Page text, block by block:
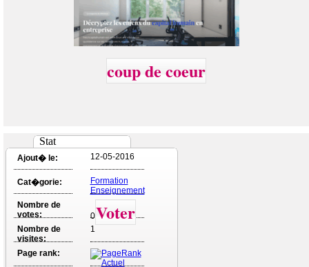
coup de coeur
Stat
Ajout� le: 12-05-2016
Cat�gorie:
Formation
Enseignement
Nombre de
votes:
0Voter
Nombre de
visites:
1
Page rank: